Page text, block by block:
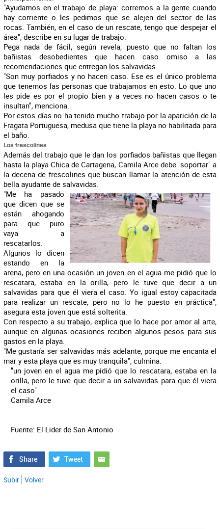
"Ayudamos en el trabajo de playa: corremos a la gente cuando
hay corriente o les pedimos que se alejen del sector de las
rocas. También, en el caso de un rescate, tengo que despejar el
área", describe en su lugar de trabajo.
Pega nada de fácil, según revela, puesto que no faltan los
bañistas desobedientes que hacen caso omiso a las
recomendaciones que entregan los salvavidas.
"Son muy porfiados y no hacen caso. Ese es el único problema
que tenemos las personas que trabajamos en esto. Lo que uno
les pide es por el propio bien y a veces no hacen casos o te
insultan", menciona.
Por estos días no ha tenido mucho trabajo por la aparición de la
Fragata Portuguesa, medusa que tiene la playa no habilitada para
el baño.
Los frescolines
Además del trabajo que le dan los porfiados bañistas que llegan
hasta la playa Chica de Cartagena, Camila Arce debe "soportar" a
la decena de frescolines que buscan llamar la atención de esta
bella ayudante de salvavidas.
"Me ha pasado
que dicen que se
están ahogando
para que puro
vaya a
rescatarlos.
Algunos lo dicen
estando en la
arena, pero en una ocasión un joven en el agua me pidió que lo
rescatara, estaba en la orilla, pero le tuve que decir a un
salvavidas para que él viera el caso. Yo igual estoy capacitada
para realizar un rescate, pero no lo he puesto en práctica",
asegura esta joven que está solterita.
Con respecto a su trabajo, explica que lo hace por amor al arte,
aunque en algunas ocasiones reciben algunos pesos para sus
gastos en la playa.
"Me gustaría ser salvavidas más adelante, porque me encanta el
mar y esta playa que es muy tranquila", culmina.
"un joven en el agua me pidió que lo rescatara, estaba en la
orilla, pero le tuve que decir a un salvavidas para que él viera
el caso"
Camila Arce
Fuente: El Lider de San Antonio
Subir Volver